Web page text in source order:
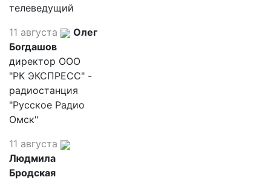
телеведущий
11 августа
Олег
Богдашов
директор ООО
"РК ЭКСПРЕСС" -
радиостанция
"Русское Радио
Омск"
11 августа
Людмила
Бродская